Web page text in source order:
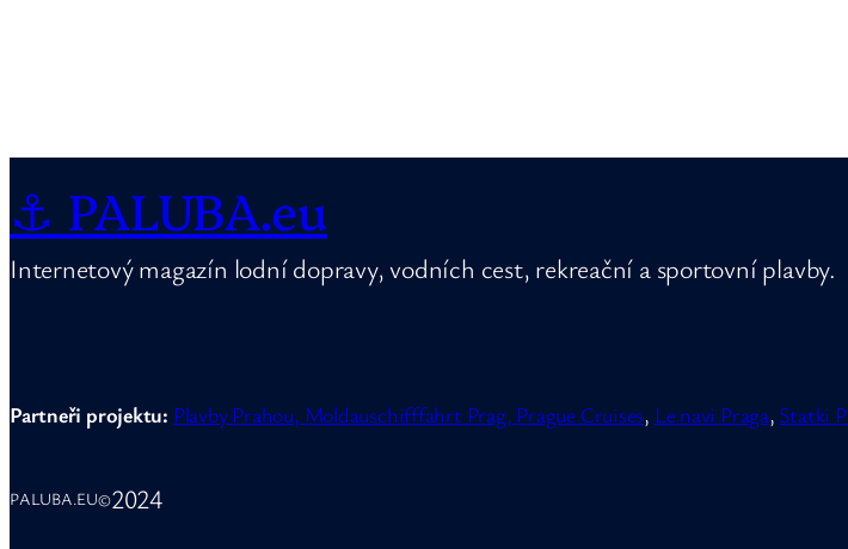
⚓ PALUBA.eu
Internetový magazín lodní dopravy, vodních cest, rekreační a sportovní plavby.
Partneři projektu: Plavby Prahou, Moldauschifffahrt Prag, Prague Cruises, Le navi Praga, Statki
PALUBA.EU©2024